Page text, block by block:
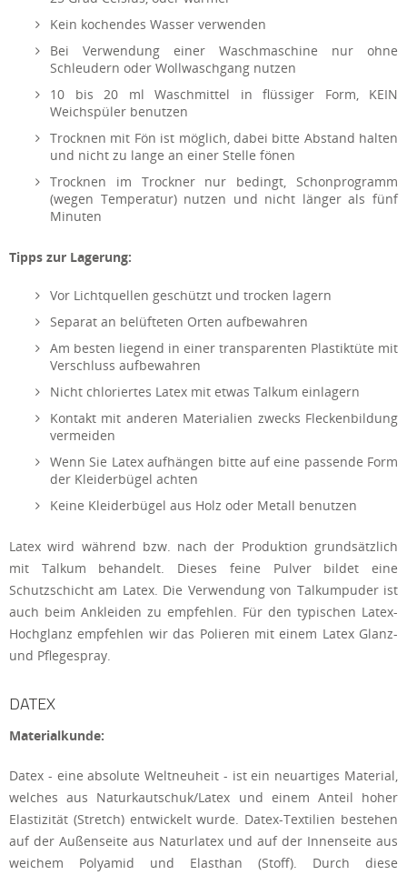
Kein kochendes Wasser verwenden
Bei Verwendung einer Waschmaschine nur ohne
Schleudern oder Wollwaschgang nutzen
10 bis 20 ml Waschmittel in flüssiger Form, KEIN
Weichspüler benutzen
Trocknen mit Fön ist möglich, dabei bitte Abstand halten
und nicht zu lange an einer Stelle fönen
Trocknen im Trockner nur bedingt, Schonprogramm
(wegen Temperatur) nutzen und nicht länger als fünf
Minuten
Tipps zur Lagerung:
Vor Lichtquellen geschützt und trocken lagern
Separat an belüfteten Orten aufbewahren
Am besten liegend in einer transparenten Plastiktüte mit
Verschluss aufbewahren
Nicht chloriertes Latex mit etwas Talkum einlagern
Kontakt mit anderen Materialien zwecks Fleckenbildung
vermeiden
Wenn Sie Latex aufhängen bitte auf eine passende Form
der Kleiderbügel achten
Keine Kleiderbügel aus Holz oder Metall benutzen
Latex wird während bzw. nach der Produktion grundsätzlich
mit Talkum behandelt. Dieses feine Pulver bildet eine
Schutzschicht am Latex. Die Verwendung von Talkumpuder ist
auch beim Ankleiden zu empfehlen. Für den typischen Latex-
Hochglanz empfehlen wir das Polieren mit einem Latex Glanz-
und Pflegespray.
DATEX
Materialkunde:
Datex - eine absolute Weltneuheit - ist ein neuartiges Material,
welches aus Naturkautschuk/Latex und einem Anteil hoher
Elastizität (Stretch) entwickelt wurde. Datex-Textilien bestehen
auf der Außenseite aus Naturlatex und auf der Innenseite aus
weichem Polyamid und Elasthan (Stoff). Durch diese